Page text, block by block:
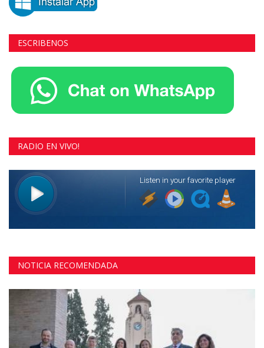
ESCRIBENOS
RADIO EN VIVO!
NOTICIA RECOMENDADA